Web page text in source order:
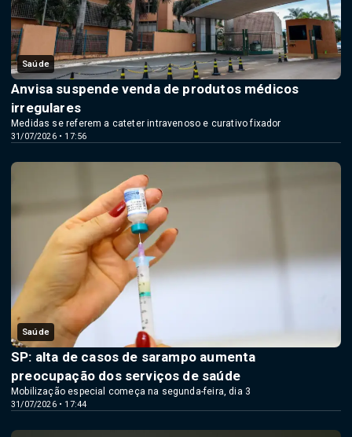
Saúde
31/07/2026 • 17:56
Anvisa suspende venda de produtos médicos
irregulares
Medidas se referem a cateter intravenoso e curativo fixador
Saúde
31/07/2026 • 17:44
SP: alta de casos de sarampo aumenta
preocupação dos serviços de saúde
Mobilização especial começa na segunda-feira, dia 3